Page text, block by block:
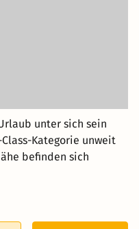
unter sich sein
Kategorie unweit
befinden sich